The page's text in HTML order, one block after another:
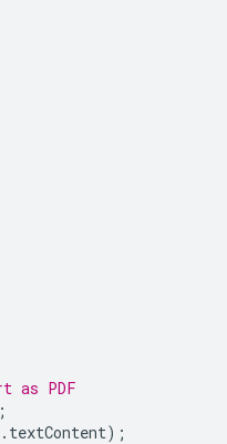
as PDF
. textContent);